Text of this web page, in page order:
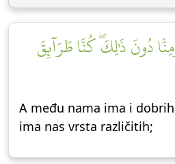
دُونَ ذَٰلِكَۖ كُنَّا طَرَآئِقَ
A među nama ima i
ima nas vrsta različitih;